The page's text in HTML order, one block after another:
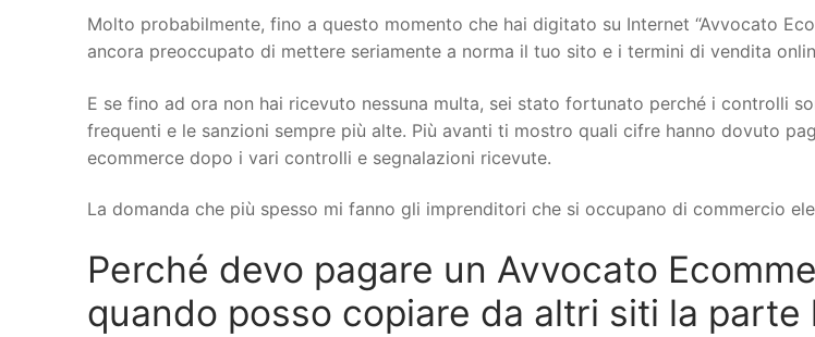
Molto probabilmente, fino a questo momento che hai digitato su Internet “Avvocato
ancora preoccupato di mettere seriamente a norma il tuo sito e i termini di vendita
E se fino ad ora non hai ricevuto nessuna multa, sei stato fortunato perché i controlli
frequenti e le sanzioni sempre più alte. Più avanti ti mostro quali cifre hanno dovuto
ecommerce dopo i vari controlli e segnalazioni ricevute.
La domanda che più spesso mi fanno gli imprenditori che si occupano di commercio
Perché devo pagare un Avvocato
quando posso copiare da altri siti la parte